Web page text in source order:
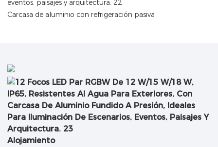
Carcasa de aluminio con refrigeración pasiva
Alojamiento